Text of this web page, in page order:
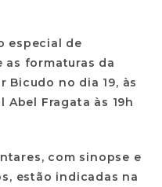
especial de
as formaturas da
Bicudo no dia 19, às
Abel Fragata às 19h
com sinopse e
estão indicadas na